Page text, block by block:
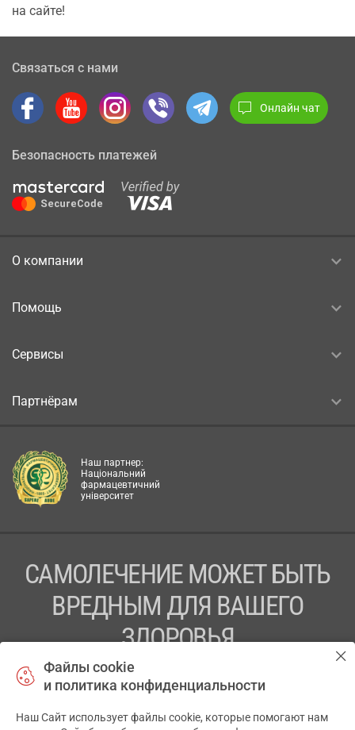
на сайте!
Связаться с нами
Онлайн чат
Безопасность платежей
О компании
Помощь
Сервисы
Партнёрам
Наш партнер:
Національний
фармацевтичний
університет
САМОЛЕЧЕНИЕ МОЖЕТ БЫТЬ
ВРЕДНЫМ ДЛЯ ВАШЕГО
ЗДОРОВЬЯ
ПЕРЕД ПРИМЕНЕНИЕМ ПРЕПАРАТА
ПРОКОНСУЛЬТИРУЙТЕСЬ С ВРАЧОМ
Файлы cookie
и политика конфиденциальности
Наш Сайт использует файлы cookie, которые помогают нам